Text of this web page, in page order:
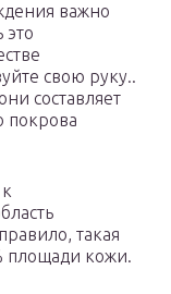
важно
это
свою руку..
составляет
покрова
такая
площади кожи.